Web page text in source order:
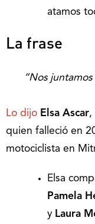
atamos
La frase
“Nos
Lo dijo Elsa Ascar,
quien falleció en
motociclista en
Elsa
Pamela
yLaura